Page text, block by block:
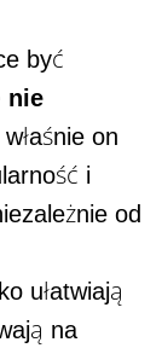
być
nie
on
i
od
ułatwiają
na